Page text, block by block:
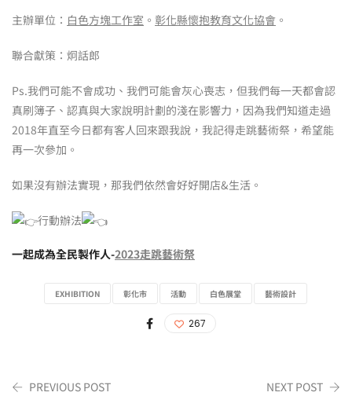
主辦單位： 白色方塊工作室 。 彰化縣懷抱教育文化協會 。
聯合獻策：炯話郎
Ps.我們可能不會成功、我們可能會灰心喪志，但我們每一天都會認
真刷簿子、認真與大家說明計劃的淺在影響力，因為我們知道走過
2018年直至今日都有客人回來跟我說，我記得走跳藝術祭，希望能
再一次參加。
如果沒有辦法實現，那我們依然會好好開店&生活。
行動辦法
一起成為全民製作人-2023走跳藝術祭
EXHIBITION 彰化市 活動 白色展堂 藝術設計
267
PREVIOUS POST NEXT POST